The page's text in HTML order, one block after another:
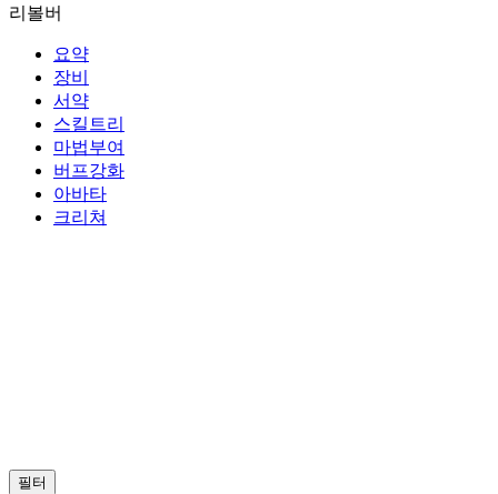
리볼버
요약
장비
서약
스킬트리
마법부여
버프강화
아바타
크리쳐
필터